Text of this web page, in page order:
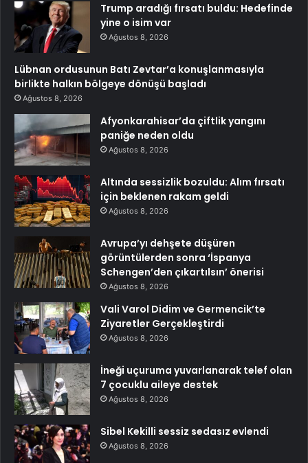
Trump aradığı fırsatı buldu: Hedefinde
yine o isim var
Ağustos 8, 2026
Lübnan ordusunun Batı Zevtar’a konuşlanmasıyla
birlikte halkın bölgeye dönüşü başladı
Ağustos 8, 2026
Afyonkarahisar’da çiftlik yangını
paniğe neden oldu
Ağustos 8, 2026
Altında sessizlik bozuldu: Alım fırsatı
için beklenen rakam geldi
Ağustos 8, 2026
Avrupa’yı dehşete düşüren
görüntülerden sonra ‘İspanya
Schengen’den çıkartılsın’ önerisi
Ağustos 8, 2026
Vali Varol Didim ve Germencik’te
Ziyaretler Gerçekleştirdi
Ağustos 8, 2026
İneği uçuruma yuvarlanarak telef olan
7 çocuklu aileye destek
Ağustos 8, 2026
Sibel Kekilli sessiz sedasız evlendi
Ağustos 8, 2026